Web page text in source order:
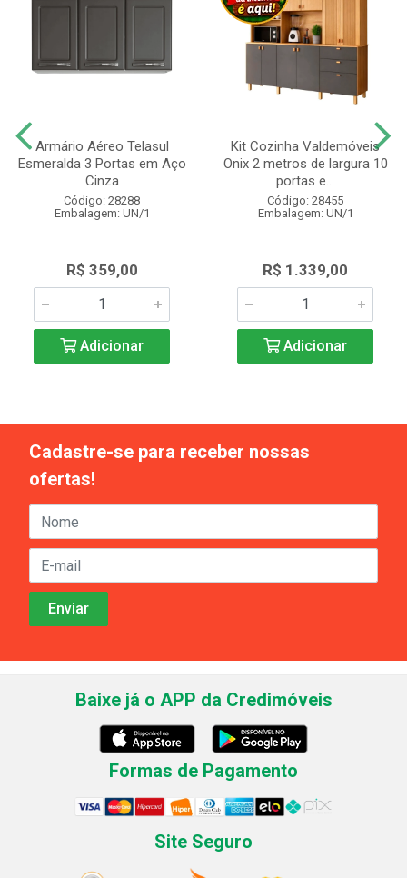
Armário Aéreo Telasul
Esmeralda 3 Portas em Aço
Cinza
Código: 28288
Embalagem: UN/1
R$ 359,00
Adicionar
Kit Cozinha Valdemóveis
Onix 2 metros de largura 10
portas e...
Código: 28455
Embalagem: UN/1
R$ 1.339,00
Adicionar
Cadastre-se para receber nossas
ofertas!
Baixe já o APP da Credimóveis
Formas de Pagamento
Site Seguro